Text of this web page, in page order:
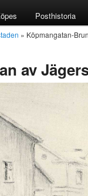
Posthistoria
» Köpmangatan-
av